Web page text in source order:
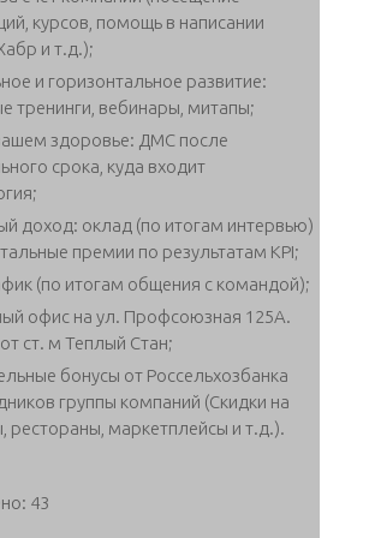
курсов, помощь в написании
и т.д.);
и горизонтальное развитие:
тренинги, вебинары, митапы;
здоровье: ДМС после
срока, куда входит
доход: оклад (по итогам интервью)
премии по результатам KPI;
(по итогам общения с командой);
офис на ул. Профсоюзная 125А.
ст. м Теплый Стан;
бонусы от Россельхозбанка
группы компаний (Скидки на
рестораны, маркетплейсы и т.д.).
43